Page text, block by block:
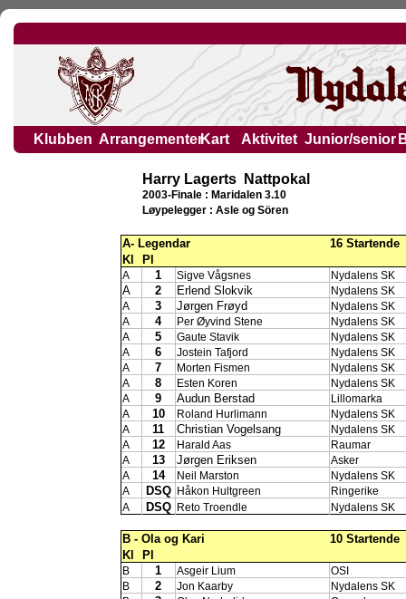
Klubben ArrangementerKart Aktivitet Junior/senior